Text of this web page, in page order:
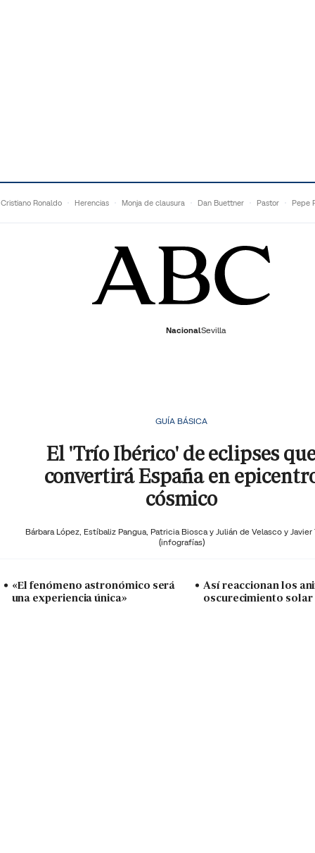
Cristiano Ronaldo Herencias Monja de clausura Dan Buettner Pastor Pepe
NacionalSevilla
GUÍA BÁSICA
El 'Trío Ibérico' de eclipses
convertirá España en
cósmico
Bárbara López, Estíbaliz Pangua, Patricia Biosca y Julián de Velasco y Javier
(infografías)
«El fenómeno astronómico será
una experiencia única»
Así reaccionan los
oscurecimiento solar